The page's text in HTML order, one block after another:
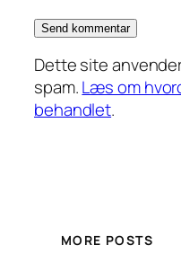
Dette site
spam.Læs om
behandlet.
MORE POSTS